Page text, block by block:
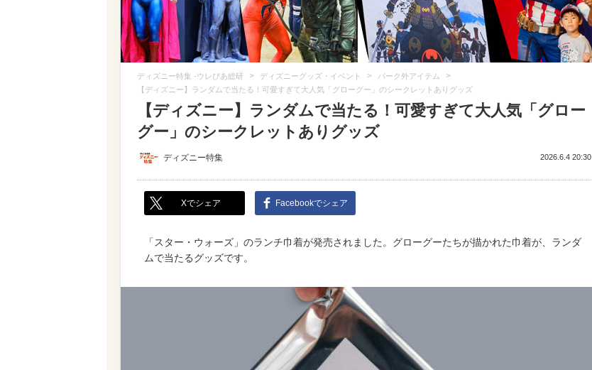
ディズニー特集 -ウレぴあ総研 > ディズニーグッズ・イベント > パーク外アイテム >
【ディズニー】ランダムで当たる！可愛すぎて大人気「グローグー」のシークレットありグッズ
【ディズニー】ランダムで当たる！可愛すぎて大人気「グロー
グー」のシークレットありグッズ
ディズニー特集 2026.6.4 20:30
Xでシェア Facebookでシェア
「スター・ウォーズ」のランチ巾着が発売されました。グローグーたちが描かれた巾着が、ランダ
ムで当たるグッズです。